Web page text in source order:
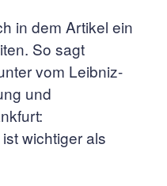
in dem Artikel ein
So sagt
vom Leibniz-
und
wichtiger als